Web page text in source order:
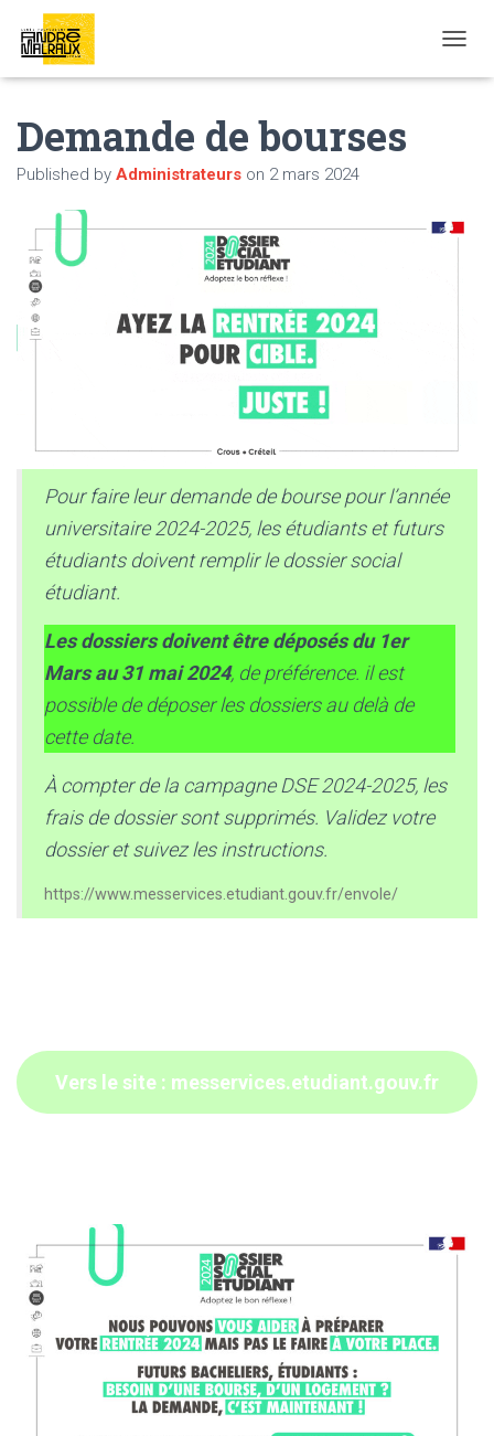
Demande de bourses
Published by Administrateurs on 2 mars 2024
Pour faire leur demande de bourse pour l’année
universitaire 2024-2025, les étudiants et futurs
étudiants doivent remplir le dossier social
étudiant.
Les dossiers doivent être déposés du 1er
Mars au 31 mai 2024, de préférence. il est
possible de déposer les dossiers au delà de
cette date.
À compter de la campagne DSE 2024-2025, les
frais de dossier sont supprimés. Validez votre
dossier et suivez les instructions.
https://www.messervices.etudiant.gouv.fr/envole/
Vers le site : messervices.etudiant.gouv.fr